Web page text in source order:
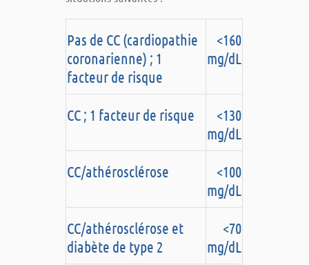
Pas de CC (cardiopathie
coronarienne) ; 1
facteur de risque
<160
mg/dL
CC ; 1 facteur de risque
<130
mg/dL
CC/athérosclérose
<100
mg/dL
CC/athérosclérose et
diabète de type 2
<70
mg/dL